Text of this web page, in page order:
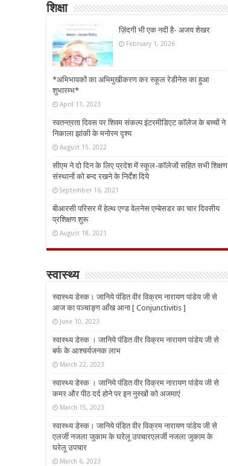
शिक्षा
ज़िंदगी भी एक नदी है- अजय शेखर
February 1, 2026
*अभिभावकों का अभिमुखीकरण कर स्कूल रेडीनेस का हुआ
शुभारम्भ*
April 11, 2023
स्वतन्त्रता दिवस पर शिवम संकल्प इंटरमीडिएट कॉलेज के बच्चों ने
निकाला झांकी के मनोरम दृश्य
August 15, 2022
सीएम ने दो दिन के लिए प्रदेश में स्कूल-कॉलेजों सहित सभी शिक्षण
संस्थानों को बन्द रखने के निर्देश दिये
September 16, 2021
बीआरसी परिसर में हेल्थ एण्ड वेलनेस एम्बेसडर का चार दिवसीय
प्रशिक्षण शुरू
August 18, 2021
स्वास्थ्य
स्वास्थ्य डेस्क। जानिये पंडित वीर विक्रम नारायण पांडेय जी से
आज का पञ्चाङ्ग आँख आना [ Conjunctivitis ]
June 10, 2023
स्वास्थ्य डेस्क । जानिये पंडित वीर विक्रम नारायण पांडेय जी से
बर्फ के आश्चर्यजनक लाभ
March 22, 2023
स्वास्थ्य डेस्क । जानिये पंडित वीर विक्रम नारायण पांडेय जी से
कमर और पीठ दर्द होने पर इन नुस्‍खों को अजमाएं
March 15, 2023
स्वास्थ्य डेस्क। जानिये पंडित वीर विक्रम नारायण पांडेय जी से
एलर्जी नजला जुकाम के घरेलू उपचारएलर्जी नजला जुकाम के
घरेलू उपचार
March 6, 2023